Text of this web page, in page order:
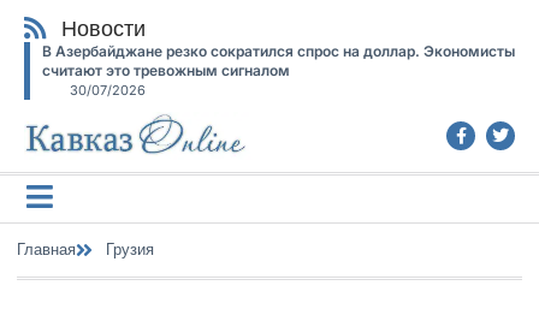
Новости
В Азербайджане резко сократился спрос на доллар. Экономисты
считают это тревожным сигналом
30/07/2026
Главная Грузия